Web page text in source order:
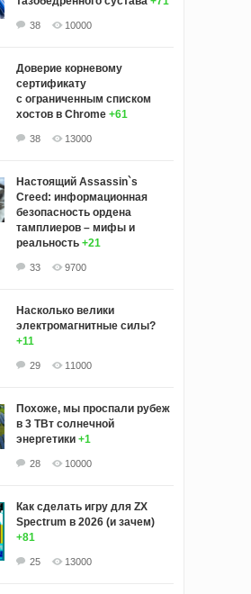
38 10000
Доверие корневому
сертификату
с ограниченным списком
хостов в Chrome +61
38 13000
Настоящий Assassin`s
Creed: информационная
безопасность ордена
тамплиеров – мифы и
реальность +21
33 9700
Насколько велики
электромагнитные силы?
+11
29 11000
Похоже, мы проспали рубеж
в 3 ТВт солнечной
энергетики +1
28 10000
Как сделать игру для ZX
Spectrum в 2026 (и зачем)
+81
25 13000